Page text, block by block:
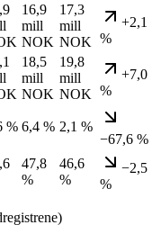
16,9
mill
NOK
17,3
mill
NOK
+2,1
%
18,5
mill
NOK
19,8
mill
NOK
+7,0
%
% 6,4 % 2,1 %
−67,6 %
47,8
%
46,6
%
−2,5
%